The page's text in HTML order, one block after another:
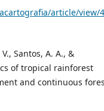
article/view/
Santos, A. A., &
of tropical rainforest
and continuous